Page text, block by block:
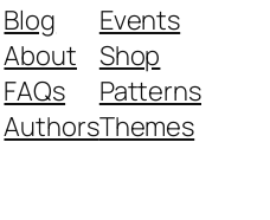
Blog
About
FAQs
Authors
Events
Shop
Patterns
Themes